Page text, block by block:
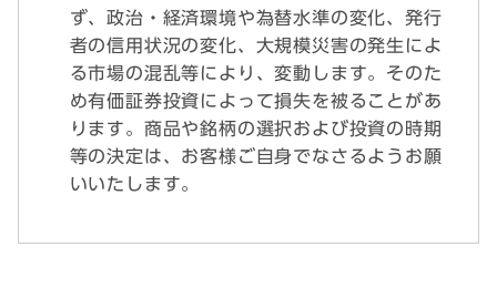
ず、政治・経済環境や為替水準の変化、発行
者の信用状況の変化、大規模災害の発生によ
る市場の混乱等により、変動します。そのた
め有価証券投資によって損失を被ることがあ
ります。商品や銘柄の選択および投資の時期
等の決定は、お客様ご自身でなさるようお願
いいたします。